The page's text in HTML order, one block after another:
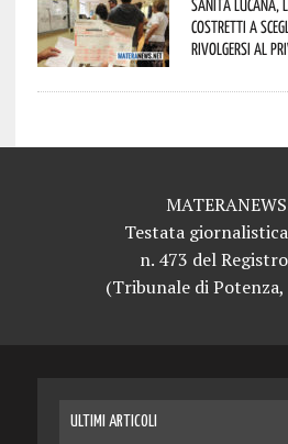
Sanità lucana,
costretti a
rivolgersi al
Testata
n. 473 del
(Tribunale di
ULTIMI ARTICOLI